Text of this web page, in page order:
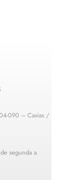
090 – Caxias /
segunda a